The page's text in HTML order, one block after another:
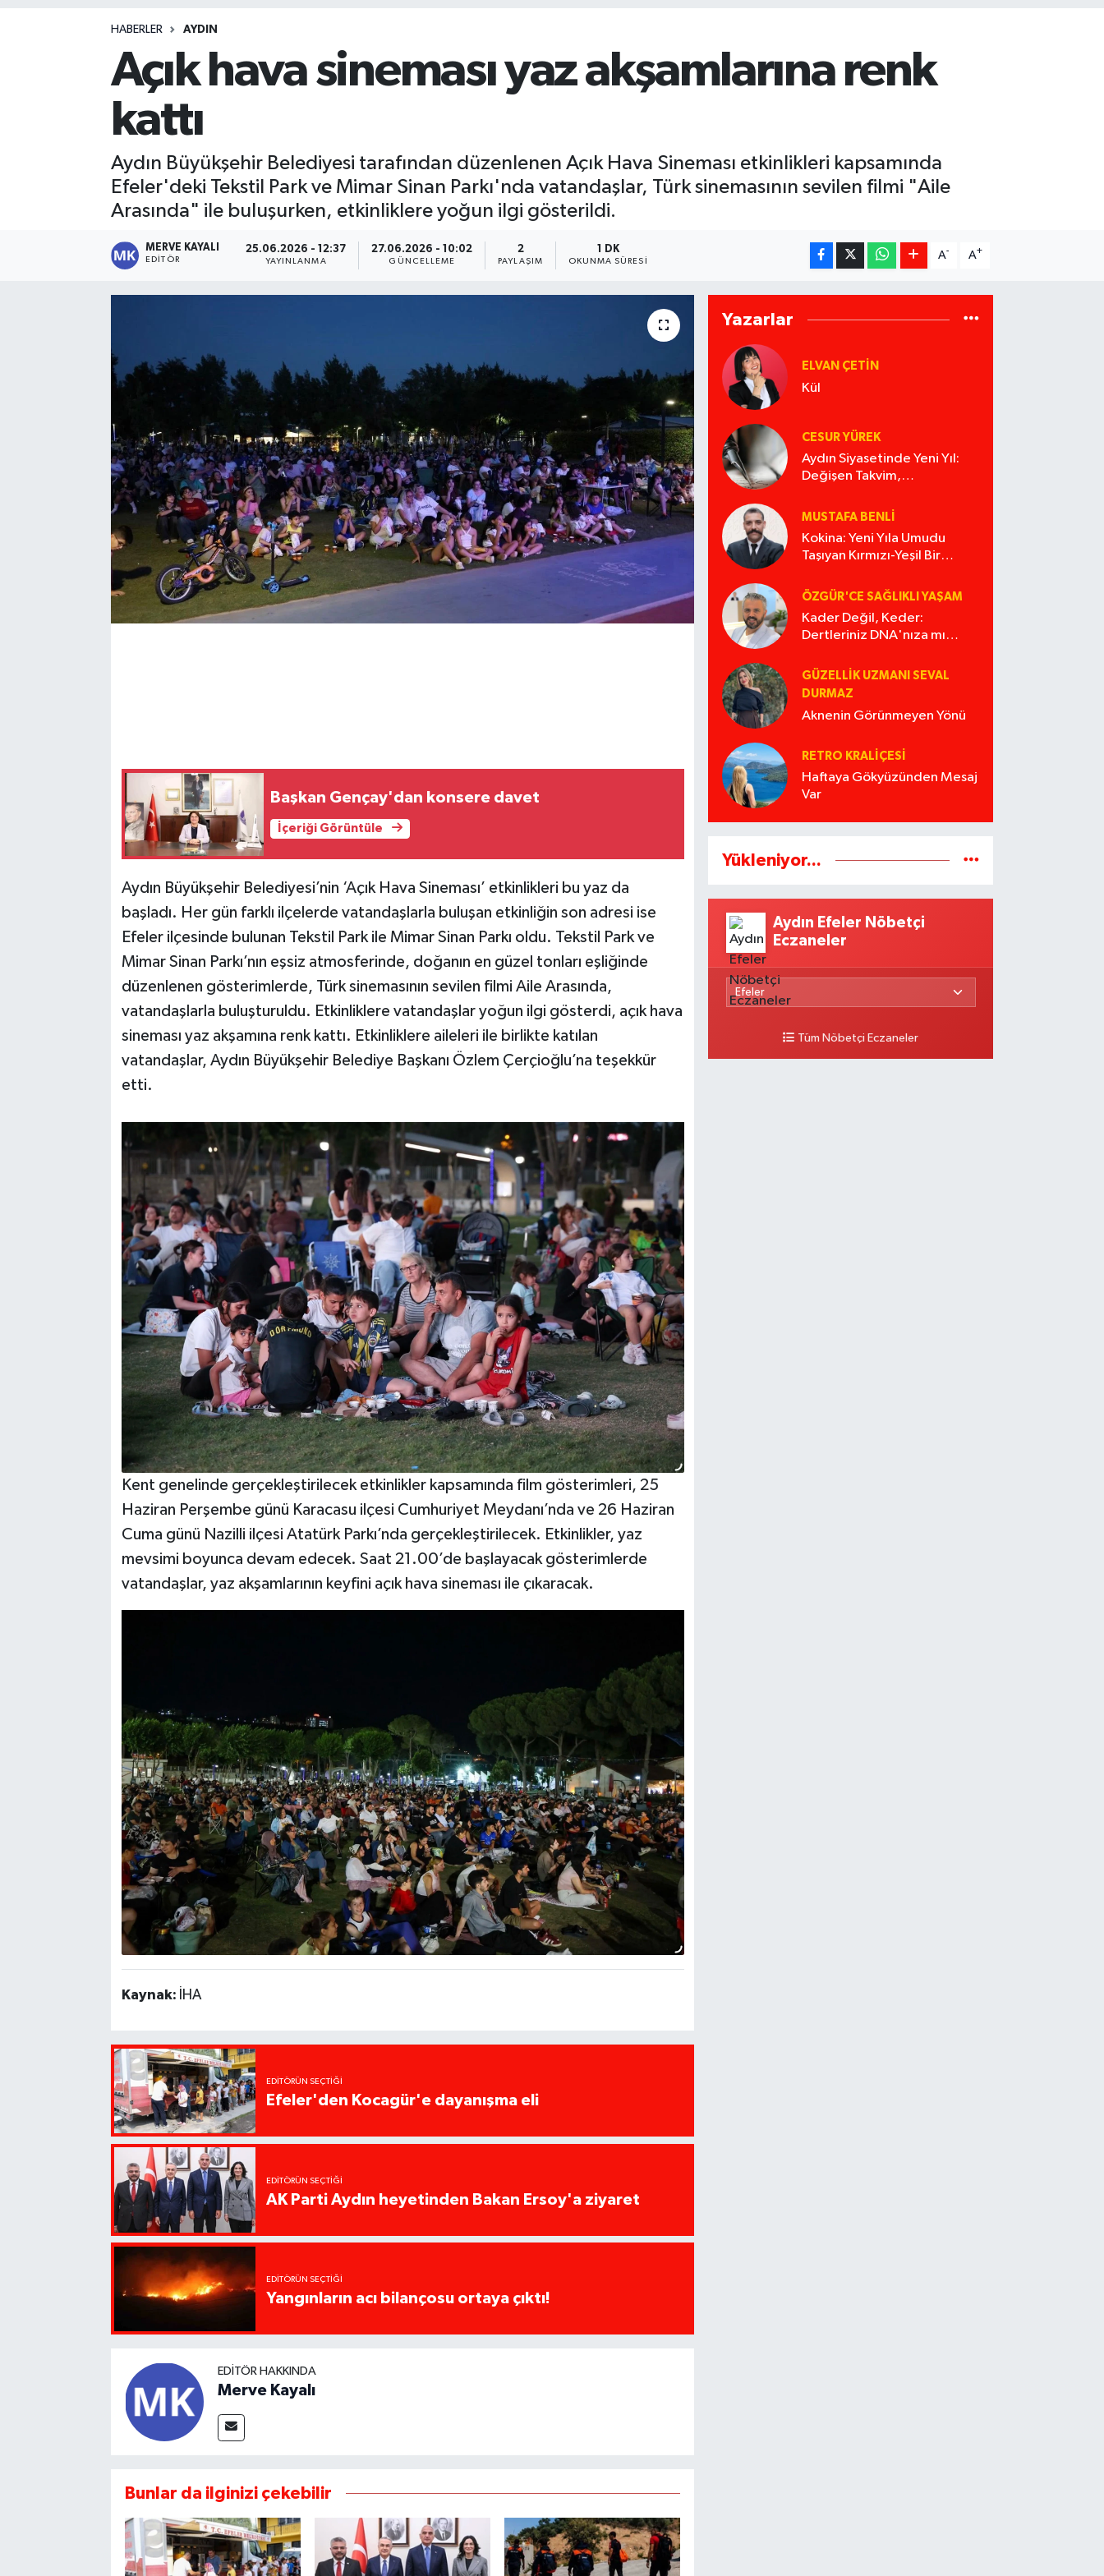
HABERLER AYDIN
Açık hava sineması yaz akşamlarına renk
kattı
Aydın Büyükşehir Belediyesi tarafından düzenlenen Açık Hava Sineması etkinlikleri kapsamında
Efeler'deki Tekstil Park ve Mimar Sinan Parkı'nda vatandaşlar, Türk sinemasının sevilen filmi "Aile
Arasında" ile buluşurken, etkinliklere yoğun ilgi gösterildi.
MERVE KAYALI
EDITÖR
25.06.2026 - 12:37
YAYINLANMA
27.06.2026 - 10:02
GÜNCELLEME
2
PAYLAŞIM
1 DK
OKUNMA SÜRESI
A- A+
Başkan Gençay'dan konsere davet
İçeriği Görüntüle
Aydın Büyükşehir Belediyesi’nin ‘Açık Hava Sineması’ etkinlikleri bu yaz da
başladı. Her gün farklı ilçelerde vatandaşlarla buluşan etkinliğin son adresi ise
Efeler ilçesinde bulunan Tekstil Park ile Mimar Sinan Parkı oldu. Tekstil Park ve
Mimar Sinan Parkı’nın eşsiz atmosferinde, doğanın en güzel tonları eşliğinde
düzenlenen gösterimlerde, Türk sinemasının sevilen filmi Aile Arasında,
vatandaşlarla buluşturuldu. Etkinliklere vatandaşlar yoğun ilgi gösterdi, açık hava
sineması yaz akşamına renk kattı. Etkinliklere aileleri ile birlikte katılan
vatandaşlar, Aydın Büyükşehir Belediye Başkanı Özlem Çerçioğlu’na teşekkür
etti.
Kent genelinde gerçekleştirilecek etkinlikler kapsamında film gösterimleri, 25
Haziran Perşembe günü Karacasu ilçesi Cumhuriyet Meydanı’nda ve 26 Haziran
Cuma günü Nazilli ilçesi Atatürk Parkı’nda gerçekleştirilecek. Etkinlikler, yaz
mevsimi boyunca devam edecek. Saat 21.00’de başlayacak gösterimlerde
vatandaşlar, yaz akşamlarının keyfini açık hava sineması ile çıkaracak.
Kaynak: İHA
EDITÖRÜN SEÇTIĞI
Efeler'den Kocagür'e dayanışma eli
EDITÖRÜN SEÇTIĞI
AK Parti Aydın heyetinden Bakan Ersoy'a ziyaret
EDITÖRÜN SEÇTIĞI
Yangınların acı bilançosu ortaya çıktı!
EDITÖR HAKKINDA
Merve Kayalı
Bunlar da ilginizi çekebilir
Yazarlar
ELVAN ÇETIN
Kül
CESUR YÜREK
Aydın Siyasetinde Yeni Yıl:
Değişen Takvim,
MUSTAFA BENLI
Kokina: Yeni Yıla Umudu
Taşıyan Kırmızı-Yeşil Bir
ÖZGÜR'CE SAĞLIKLI YAŞAM
Kader Değil, Keder:
Dertleriniz DNA'nıza mı
GÜZELLIK UZMANI SEVAL
DURMAZ
Aknenin Görünmeyen Yönü
RETRO KRALIÇESI
Haftaya Gökyüzünden Mesaj
Var
Yükleniyor...
Aydın Efeler Nöbetçi
Eczaneler
Tüm Nöbetçi Eczaneler